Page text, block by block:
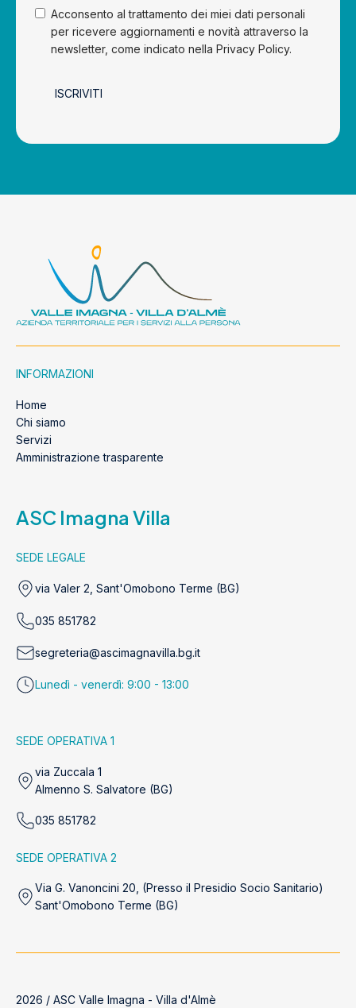
Acconsento al trattamento dei miei dati personali
per ricevere aggiornamenti e novità attraverso la
newsletter, come indicato nella Privacy Policy.
ISCRIVITI
INFORMAZIONI
Home
Chi siamo
Servizi
Amministrazione trasparente
ASC Imagna Villa
SEDE LEGALE
via Valer 2, Sant'Omobono Terme (BG)
035 851782
segreteria@ascimagnavilla.bg.it
Lunedì - venerdì: 9:00 - 13:00
SEDE OPERATIVA 1
via Zuccala 1
Almenno S. Salvatore (BG)
035 851782
SEDE OPERATIVA 2
Via G. Vanoncini 20, (Presso il Presidio Socio Sanitario)
Sant'Omobono Terme (BG)
2026 / ASC Valle Imagna - Villa d'Almè